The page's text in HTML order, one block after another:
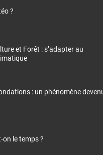
?
et Forêt : s’adapter au
: un phénomène
le temps ?